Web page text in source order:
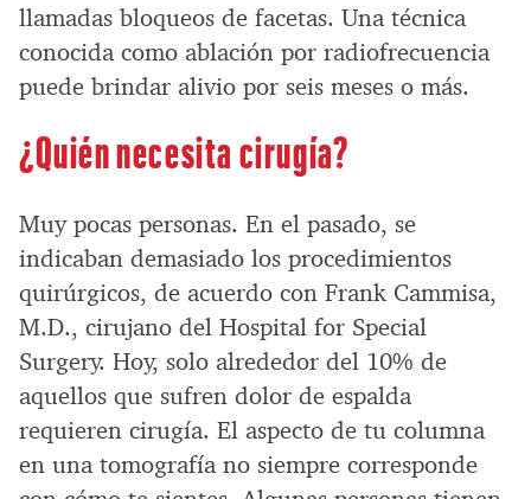
llamadas bloqueos de facetas. Una técnica
conocida como ablación por radiofrecuencia
puede brindar alivio por seis meses o más.
¿Quién necesita cirugía?
Muy pocas personas. En el pasado, se
indicaban demasiado los procedimientos
quirúrgicos, de acuerdo con Frank Cammisa,
M.D., cirujano del Hospital for Special
Surgery. Hoy, solo alrededor del 10% de
aquellos que sufren dolor de espalda
requieren cirugía. El aspecto de tu columna
en una tomografía no siempre corresponde